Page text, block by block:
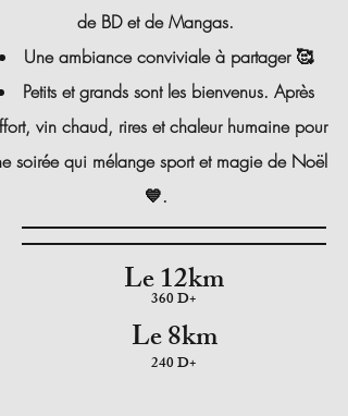
de BD et de Mangas.
Une ambiance conviviale à partager 🥰
Petits et grands sont les bienvenus. Après
vin chaud, rires et chaleur humaine pour
soirée qui mélange sport et magie de Noël
💙.
Le 12km
Le 8km
360 D+
240 D+